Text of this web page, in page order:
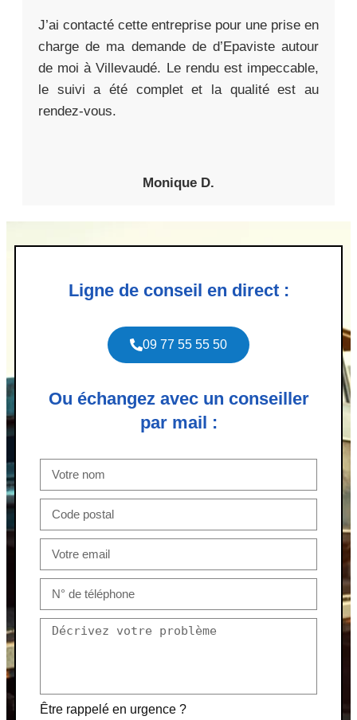
J’ai contacté cette entreprise pour une prise en
charge de ma demande de d’Epaviste autour
de moi à Villevaudé. Le rendu est impeccable,
le suivi a été complet et la qualité est au
rendez-vous.
Monique D.
Ligne de conseil en direct :
09 77 55 55 50
Ou échangez avec un conseiller
par mail :
Être rappelé en urgence ?